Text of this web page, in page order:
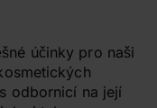
účinky pro naši
odbornicí na její